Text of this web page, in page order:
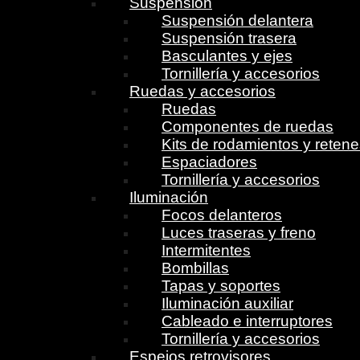
Suspensión delantera
Suspensión trasera
Basculantes y ejes
Tornillería y accesorios
Ruedas y accesorios
Ruedas
Componentes de ruedas
Kits de rodamientos y
Espaciadores
Tornillería y accesorios
Iluminación
Focos delanteros
Luces traseras y freno
Intermitentes
Bombillas
Tapas y soportes
Iluminación auxiliar
Cableado e interruptores
Tornillería y accesorios
Espejos retrovisores